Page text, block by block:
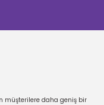
müşterilere daha geniş bir